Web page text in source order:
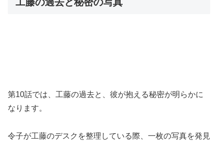
第10話では、工藤の過去と、彼が抱える秘密が明らかに
なります。
令子が工藤のデスクを整理している際、一枚の写真を発見